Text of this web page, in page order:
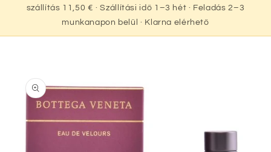
szállítás 11,50 € · Szállítási idő 1–3 hét · Feladás 2–3
munkanapon belül · Klarna elérhető
a